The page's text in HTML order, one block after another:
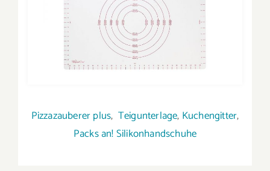
Pizzazauberer plus, Teigunterlage, Kuchengitter,
Packs an! Silikonhandschuhe